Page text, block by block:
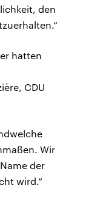
den
hatten
CDU
Wir
der
wird.“